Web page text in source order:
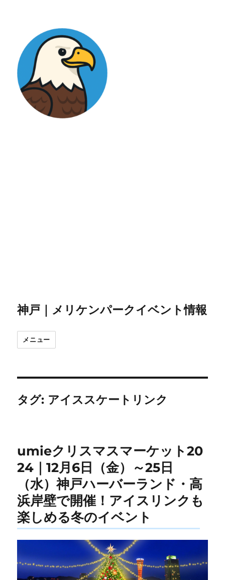
神戸｜メリケンパークイベント情報
メニュー
タグ: アイススケートリンク
umieクリスマスマーケット20
24｜12月6日（金）～25日
（水）神戸ハーバーランド・高
浜岸壁で開催！アイスリンクも
楽しめる冬のイベント